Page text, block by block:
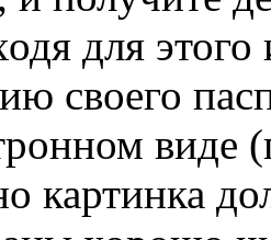
для
своего
виде
картинка